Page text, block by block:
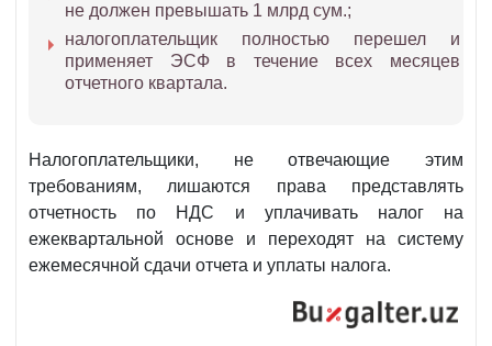
не должен превышать 1 млрд сум.;
налогоплательщик полностью перешел и
применяет ЭСФ в течение всех месяцев
отчетного квартала.
Налогоплательщики, не отвечающие этим
требованиям, лишаются права представлять
отчетность по НДС и уплачивать налог на
ежеквартальной основе и переходят на систему
ежемесячной сдачи отчета и уплаты налога.